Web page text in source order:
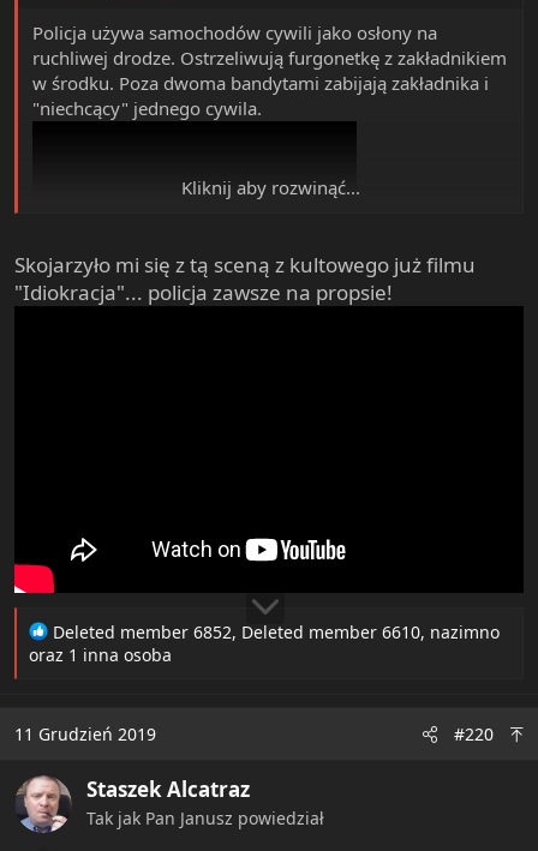
Policja używa samochodów cywili jako osłony na
ruchliwej drodze. Ostrzeliwują furgonetkę z zakładnikiem
w środku. Poza dwoma bandytami zabijają zakładnika i
"niechcący" jednego cywila.
Kliknij aby rozwinąć...
Skojarzyło mi się z tą sceną z kultowego już filmu
"Idiokracja"... policja zawsze na propsie!
R
e
i
n
s
:
Deleted member 6852, Deleted member 6610, nazimno
oraz 1 inna osoba
11 Grudzień 2019 #220
Staszek Alcatraz
Tak jak Pan Janusz powiedział